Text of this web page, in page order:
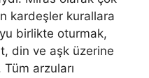
kardeşler kurallara
birlikte oturmak,
din ve aşk üzerine
arzuları